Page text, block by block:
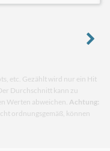
etc. Gezählt wird nur ein Hit
Durchschnitt kann zu
Werten abweichen. Achtung:
ordnungsgemäß, können